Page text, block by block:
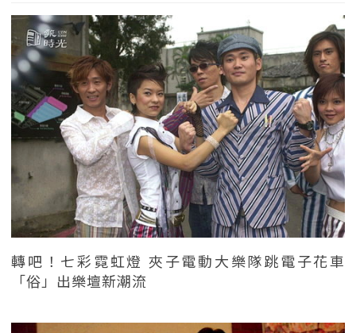
轉吧！七彩霓虹燈 夾子電動大樂隊跳電子花車
「俗」出樂壇新潮流